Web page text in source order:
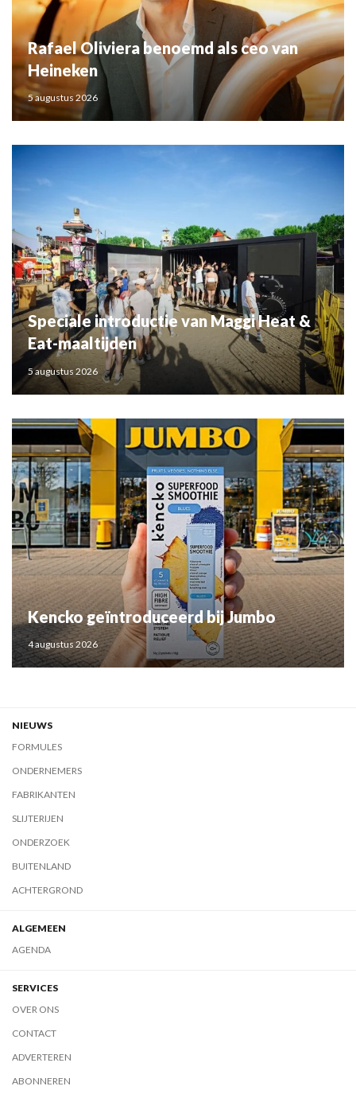
Rafael Oliviera benoemd als ceo van
Heineken
5 augustus 2026
Speciale introductie van Maggi Heat &
Eat-maaltijden
5 augustus 2026
Kencko geïntroduceerd bij Jumbo
4 augustus 2026
NIEUWS
FORMULES
ONDERNEMERS
FABRIKANTEN
SLIJTERIJEN
ONDERZOEK
BUITENLAND
ACHTERGROND
ALGEMEEN
AGENDA
SERVICES
OVER ONS
CONTACT
ADVERTEREN
ABONNEREN